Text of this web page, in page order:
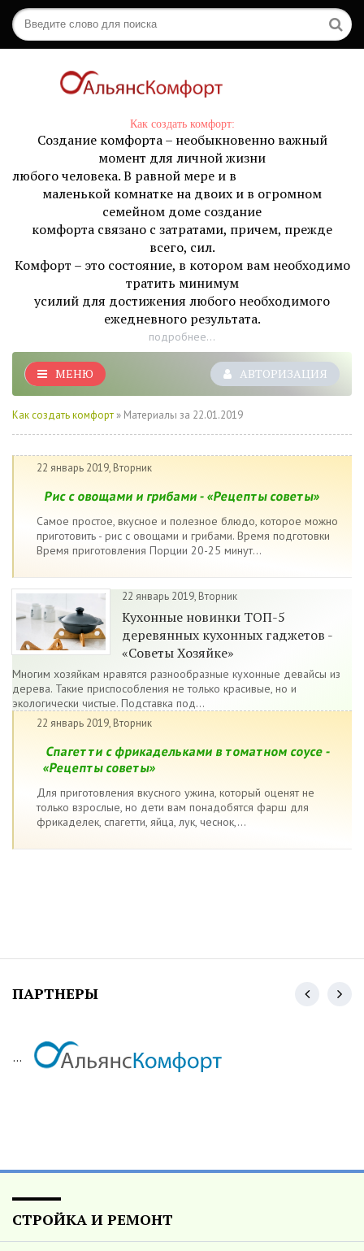
Как создать комфорт:
Создание комфорта – необыкновенно важный
момент для личной жизни
любого человека. В равной мере и в
маленькой комнатке на двоих и в огромном
семейном доме создание
комфорта связано с затратами, причем, прежде
всего, сил.
Комфорт – это состояние, в котором вам необходимо
тратить минимум
усилий для достижения любого необходимого
ежедневного результата.
подробнее...
АВТОРИЗАЦИЯ
МЕНЮ
Как создать комфорт » Материалы за 22.01.2019
22 январь 2019, Вторник
Рис с овощами и грибами - «Рецепты советы»
Самое простое, вкусное и полезное блюдо, которое можно
приготовить - рис с овощами и грибами. Время подготовки
Время приготовления Порции 20-25 минут...
22 январь 2019, Вторник
Кухонные новинки ТОП-5
деревянных кухонных гаджетов -
«Советы Хозяйке»
Многим хозяйкам нравятся разнообразные кухонные девайсы из
дерева. Такие приспособления не только красивые, но и
экологически чистые. Подставка под...
22 январь 2019, Вторник
Спагетти с фрикадельками в томатном соусе -
«Рецепты советы»
Для приготовления вкусного ужина, который оценят не
только взрослые, но дети вам понадобятся фарш для
фрикаделек, спагетти, яйца, лук, чеснок,...
ПАРТНЕРЫ
...
СТРОЙКА И РЕМОНТ